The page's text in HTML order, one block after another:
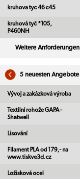
kruhova tyc 46 c45
kruhová tyč *105,
P460NH
Weitere Anforderungen
5 neuesten Angebote
Vývoj a zakázková výroba
Textilní rohože GAPA -
Shatwell
Lisování
Filament PLA od 179,- na
www.tiskve3d.cz
Ložisková ocel